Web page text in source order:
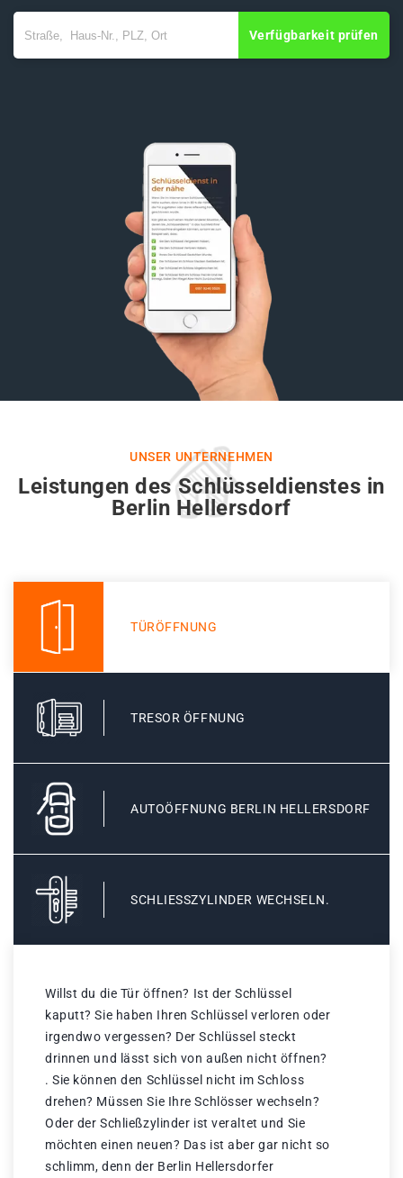
Verfügbarkeit prüfen
UNSER UNTERNEHMEN
Leistungen des Schlüsseldienstes in
Berlin Hellersdorf
TÜRÖFFNUNG
TRESOR ÖFFNUNG
AUTOÖFFNUNG BERLIN HELLERSDORF
SCHLIESSZYLINDER WECHSELN.
Willst du die Tür öffnen? Ist der Schlüssel
kaputt? Sie haben Ihren Schlüssel verloren oder
irgendwo vergessen? Der Schlüssel steckt
drinnen und lässt sich von außen nicht öffnen?
. Sie können den Schlüssel nicht im Schloss
drehen? Müssen Sie Ihre Schlösser wechseln?
Oder der Schließzylinder ist veraltet und Sie
möchten einen neuen? Das ist aber gar nicht so
schlimm, denn der Berlin Hellersdorfer